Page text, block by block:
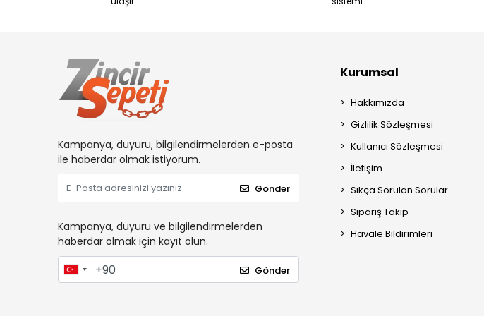
Kampanya, duyuru, bilgilendirmelerden e-posta
ile haberdar olmak istiyorum.
Gönder
Kampanya, duyuru ve bilgilendirmelerden
haberdar olmak için kayıt olun.
Gönder
Kurumsal
Hakkımızda
Gizlilik Sözleşmesi
Kullanıcı Sözleşmesi
İletişim
Sıkça Sorulan Sorular
Sipariş Takip
Havale Bildirimleri